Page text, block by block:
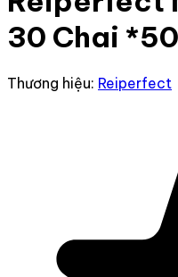
30 Chai
Thương hiệu: Reiperfect